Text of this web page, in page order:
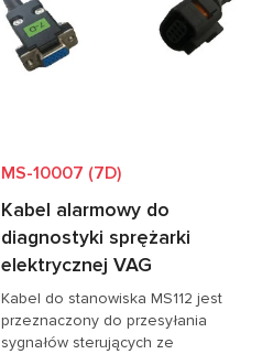
Pokrycie pojazdów TESLA, TOYOTA
MS-10007 (7D)
Kabel alarmowy do
diagnostyki sprężarki
elektrycznej VAG
Kabel do stanowiska MS112 jest
przeznaczony do przesyłania
sygnałów sterujących ze